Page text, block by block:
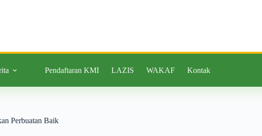
Pendaftaran KMI LAZIS WAKAF Kontak
Perbuatan Baik